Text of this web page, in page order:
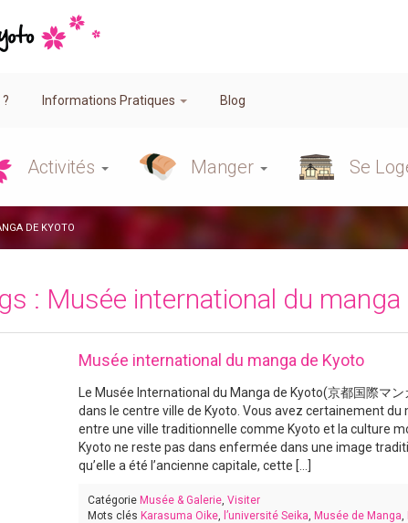
Informations Pratiques Blog
Activités Manger Se
DE KYOTO
: Musée international du manga
Musée international du manga de Kyoto
Le Musée International du Manga de Kyoto(京都国際マ
dans le centre ville de Kyoto. Vous avez certainement du
entre une ville traditionnelle comme Kyoto et la culture
Kyoto ne reste pas dans enfermée dans une image
qu’elle a été l’ancienne capitale, cette [...]
Catégorie Musée & Galerie,Visiter
Mots clés Karasuma Oike, l’université Seika, Musée de Manga,